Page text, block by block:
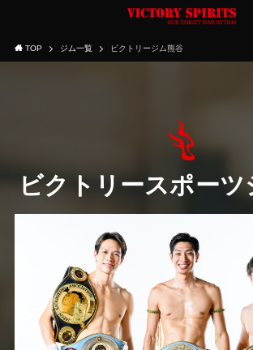
TOP ジム一覧 ビクトリージム熊谷
ビクトリースポーツ